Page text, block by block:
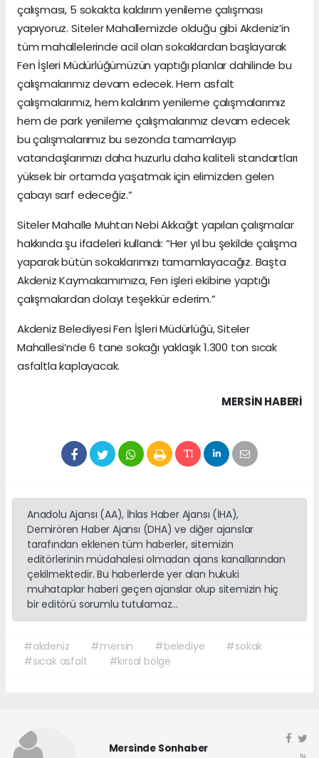
çalışması, 5 sokakta kaldırım yenileme çalışması
yapıyoruz. Siteler Mahallemizde olduğu gibi Akdeniz’in
tüm mahallelerinde acil olan sokaklardan başlayarak
Fen İşleri Müdürlüğümüzün yaptığı planlar dahilinde bu
çalışmalarımız devam edecek. Hem asfalt
çalışmalarımız, hem kaldırım yenileme çalışmalarımız
hem de park yenileme çalışmalarımız devam edecek
bu çalışmalarımız bu sezonda tamamlayıp
vatandaşlarımızı daha huzurlu daha kaliteli standartları
yüksek bir ortamda yaşatmak için elimizden gelen
çabayı sarf edeceğiz.”
Siteler Mahalle Muhtarı Nebi Akkağıt yapılan çalışmalar
hakkında şu ifadeleri kullandı: “Her yıl bu şekilde çalışma
yaparak bütün sokaklarımızı tamamlayacağız. Başta
Akdeniz Kaymakamımıza, Fen işleri ekibine yaptığı
çalışmalardan dolayı teşekkür ederim.”
Akdeniz Belediyesi Fen İşleri Müdürlüğü, Siteler
Mahallesi’nde 6 tane sokağı yaklaşık 1.300 ton sıcak
asfaltla kaplayacak.
MERSIN HABERİ
Anadolu Ajansı (AA), İhlas Haber Ajansı (İHA),
Demirören Haber Ajansı (DHA) ve diğer ajanslar
tarafından eklenen tüm haberler, sitemizin
editörlerinin müdahalesi olmadan ajans kanallarından
çekilmektedir. Bu haberlerde yer alan hukuki
muhataplar haberi geçen ajanslar olup sitemizin hiç
bir editörü sorumlu tutulamaz...
#akdeniz #mersin #belediye
#sokak
#sıcak asfalt
#kırsal bölge
Mersinde Sonhaber